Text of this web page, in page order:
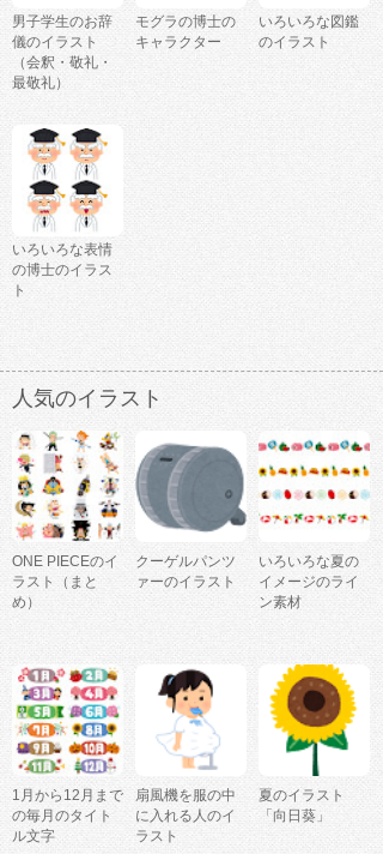
男子学生のお辞
儀のイラスト
（会釈・敬礼・
最敬礼）
モグラの博士の
キャラクター
いろいろな図鑑
のイラスト
いろいろな表情
の博士のイラス
ト
人気のイラスト
ONE PIECEのイ
ラスト（まと
め）
クーゲルパンツ
ァーのイラスト
いろいろな夏の
イメージのライ
ン素材
1月から12月まで
の毎月のタイト
ル文字
扇風機を服の中
に入れる人のイ
ラスト
夏のイラスト
「向日葵」